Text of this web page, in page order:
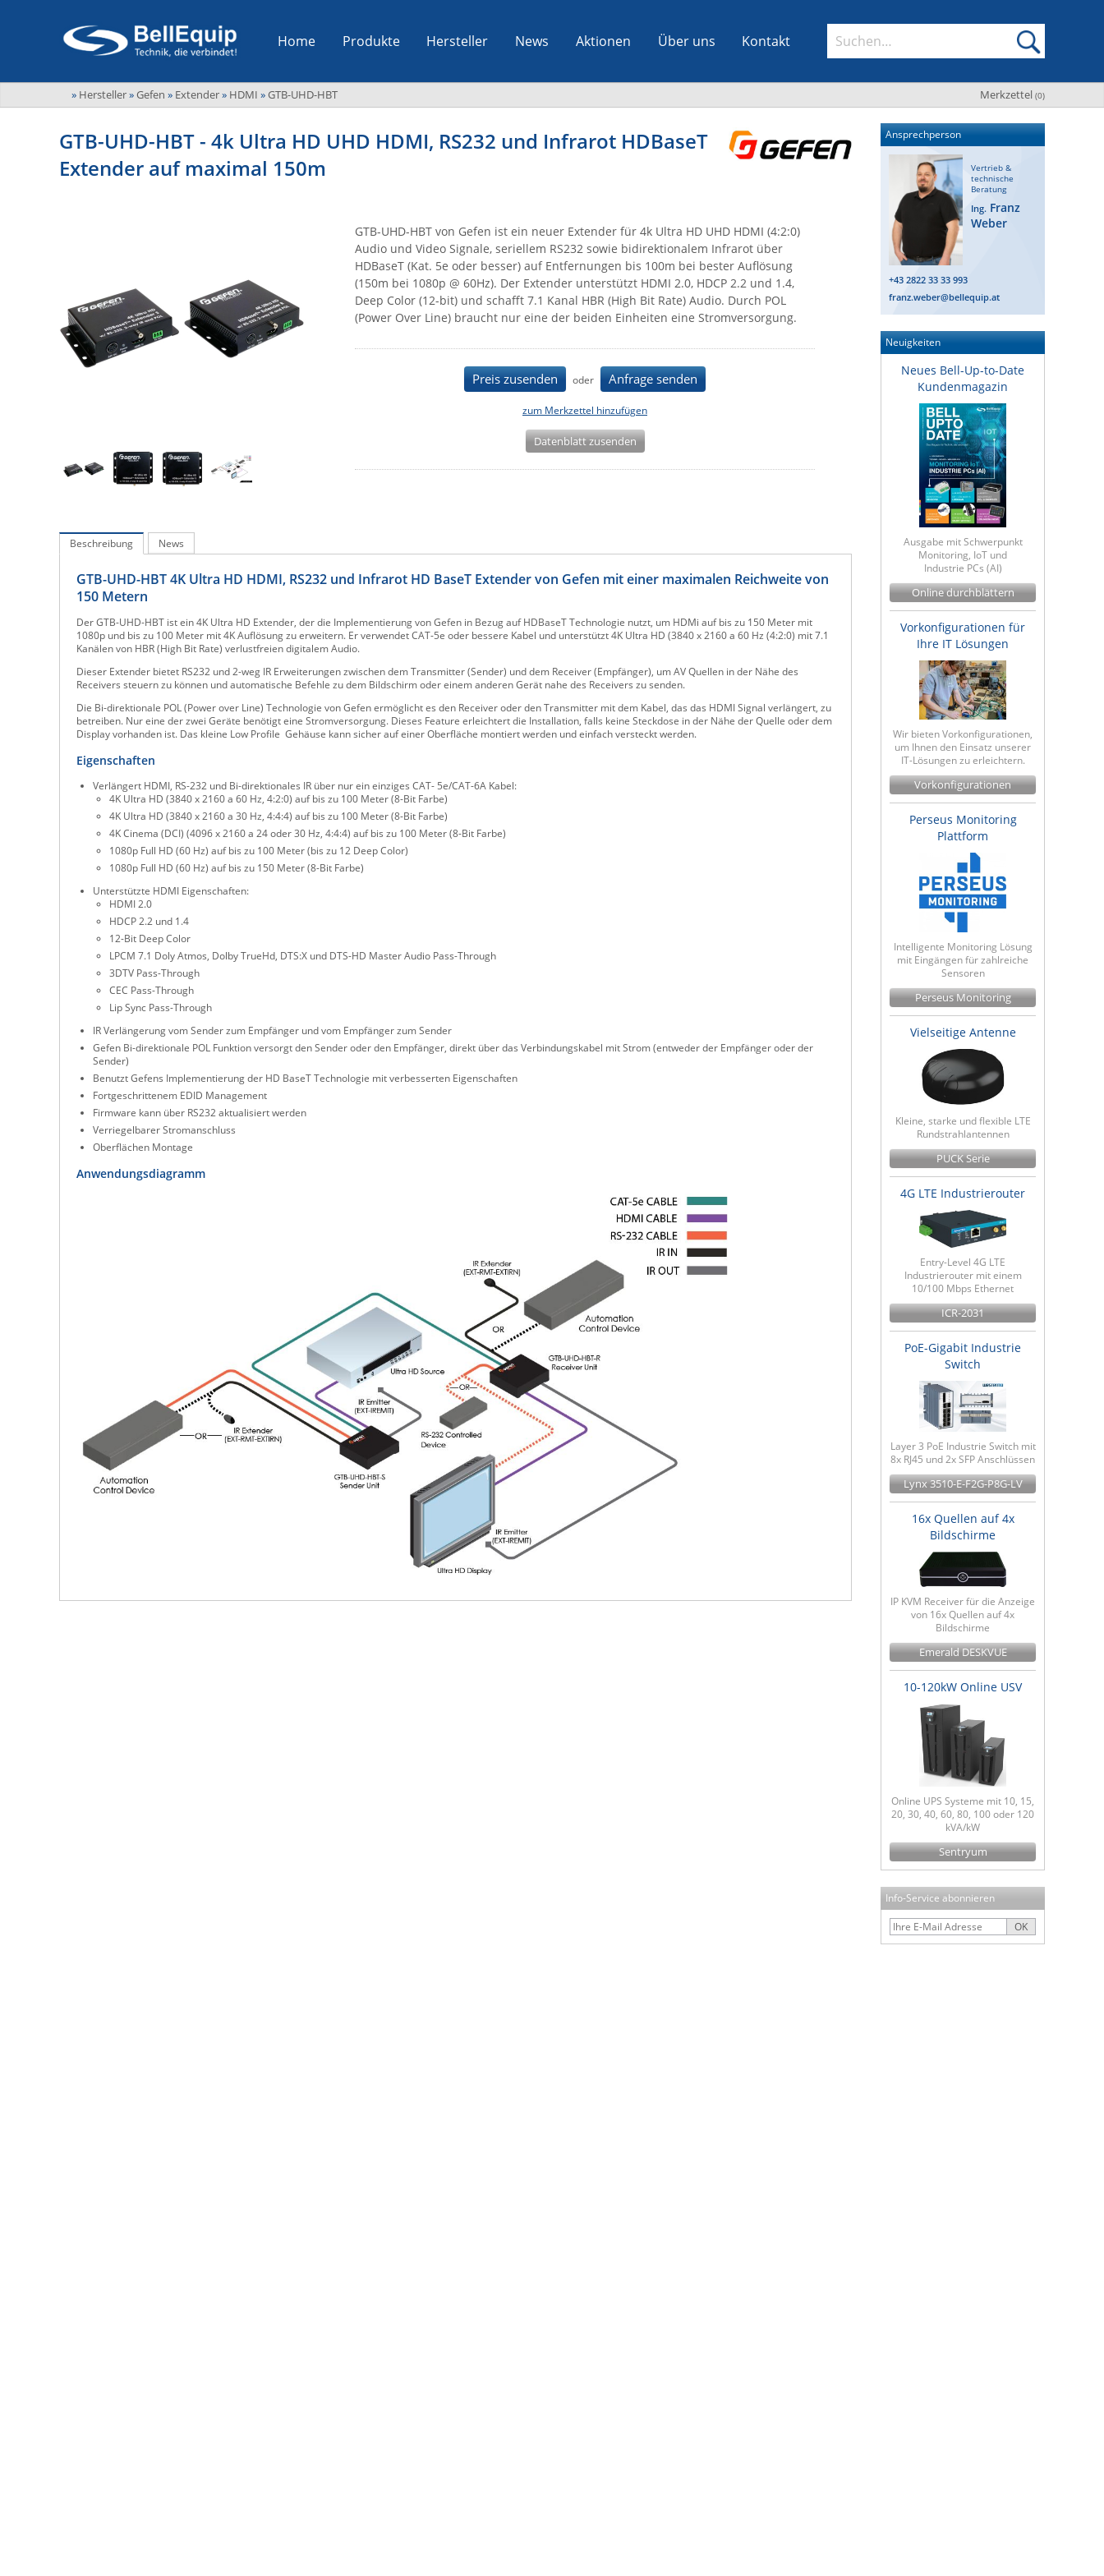
Home Produkte Hersteller News Aktionen Über uns Kontakt
Merkzettel (0)
» Hersteller»Gefen » Extender» HDMI »GTB-UHD-HBT
GTB-UHD-HBT - 4k Ultra HD UHD HDMI, RS232 und Infrarot HDBaseT
Extender auf maximal 150m
GTB-UHD-HBT von Gefen ist ein neuer Extender für 4k Ultra HD UHD HDMI (4:2:0)
Audio und Video Signale, seriellem RS232 sowie bidirektionalem Infrarot über
HDBaseT (Kat. 5e oder besser) auf Entfernungen bis 100m bei bester Auflösung
(150m bei 1080p @ 60Hz). Der Extender unterstützt HDMI 2.0, HDCP 2.2 und 1.4,
Deep Color (12-bit) und schafft 7.1 Kanal HBR (High Bit Rate) Audio. Durch POL
(Power Over Line) braucht nur eine der beiden Einheiten eine Stromversorgung.
Preis zusenden oder Anfrage senden
zum Merkzettel hinzufügen
Datenblatt zusenden
Beschreibung News
GTB-UHD-HBT 4K Ultra HD HDMI, RS232 und Infrarot HD BaseT Extender von Gefen mit einer maximalen Reichweite von
150 Metern
Der GTB-UHD-HBT ist ein 4K Ultra HD Extender, der die Implementierung von Gefen in Bezug auf HDBaseT Technologie nutzt, um HDMi auf bis zu 150 Meter mit
1080p und bis zu 100 Meter mit 4K Auflösung zu erweitern. Er verwendet CAT-5e oder bessere Kabel und unterstützt 4K Ultra HD (3840 x 2160 a 60 Hz (4:2:0) mit 7.1
Kanälen von HBR (High Bit Rate) verlustfreien digitalem Audio.
Dieser Extender bietet RS232 und 2-weg IR Erweiterungen zwischen dem Transmitter (Sender) und dem Receiver (Empfänger), um AV Quellen in der Nähe des
Receivers steuern zu können und automatische Befehle zu dem Bildschirm oder einem anderen Gerät nahe des Receivers zu senden.
Die Bi-direktionale POL (Power over Line) Technologie von Gefen ermöglicht es den Receiver oder den Transmitter mit dem Kabel, das das HDMI Signal verlängert, zu
betreiben. Nur eine der zwei Geräte benötigt eine Stromversorgung. Dieses Feature erleichtert die Installation, falls keine Steckdose in der Nähe der Quelle oder dem
Display vorhanden ist. Das kleine Low Profile Gehäuse kann sicher auf einer Oberfläche montiert werden und einfach versteckt werden.
Eigenschaften
Verlängert HDMI, RS-232 und Bi-direktionales IR über nur ein einziges CAT- 5e/CAT-6A Kabel:
4K Ultra HD (3840 x 2160 a 60 Hz, 4:2:0) auf bis zu 100 Meter (8-Bit Farbe)
4K Ultra HD (3840 x 2160 a 30 Hz, 4:4:4) auf bis zu 100 Meter (8-Bit Farbe)
4K Cinema (DCI) (4096 x 2160 a 24 oder 30 Hz, 4:4:4) auf bis zu 100 Meter (8-Bit Farbe)
1080p Full HD (60 Hz) auf bis zu 100 Meter (bis zu 12 Deep Color)
1080p Full HD (60 Hz) auf bis zu 150 Meter (8-Bit Farbe)
Unterstützte HDMI Eigenschaften:
HDMI 2.0
HDCP 2.2 und 1.4
12-Bit Deep Color
LPCM 7.1 Doly Atmos, Dolby TrueHd, DTS:X und DTS-HD Master Audio Pass-Through
3DTV Pass-Through
CEC Pass-Through
Lip Sync Pass-Through
IR Verlängerung vom Sender zum Empfänger und vom Empfänger zum Sender
Gefen Bi-direktionale POL Funktion versorgt den Sender oder den Empfänger, direkt über das Verbindungskabel mit Strom (entweder der Empfänger oder der
Sender)
Benutzt Gefens Implementierung der HD BaseT Technologie mit verbesserten Eigenschaften
Fortgeschrittenem EDID Management
Firmware kann über RS232 aktualisiert werden
Verriegelbarer Stromanschluss
Oberflächen Montage
Anwendungsdiagramm
Ansprechperson
Vertrieb &
technische
Beratung
Ing. Franz
Weber
+43 2822 33 33 993
franz.weber@bellequip.at
Neuigkeiten
Neues Bell-Up-to-Date
Kundenmagazin
Ausgabe mit Schwerpunkt
Monitoring, IoT und
Industrie PCs (AI)
Online durchblättern
Vorkonfigurationen für
Ihre IT Lösungen
Wir bieten Vorkonfigurationen,
um Ihnen den Einsatz unserer
IT-Lösungen zu erleichtern.
Vorkonfigurationen
Perseus Monitoring
Plattform
Intelligente Monitoring Lösung
mit Eingängen für zahlreiche
Sensoren
Perseus Monitoring
Vielseitige Antenne
Kleine, starke und flexible LTE
Rundstrahlantennen
PUCK Serie
4G LTE Industrierouter
Entry-Level 4G LTE
Industrierouter mit einem
10/100 Mbps Ethernet
ICR-2031
PoE-Gigabit Industrie
Switch
Layer 3 PoE Industrie Switch mit
8x RJ45 und 2x SFP Anschlüssen
Lynx 3510-E-F2G-P8G-LV
16x Quellen auf 4x
Bildschirme
IP KVM Receiver für die Anzeige
von 16x Quellen auf 4x
Bildschirme
Emerald DESKVUE
10-120kW Online USV
Online UPS Systeme mit 10, 15,
20, 30, 40, 60, 80, 100 oder 120
kVA/kW
Sentryum
Info-Service abonnieren
OK